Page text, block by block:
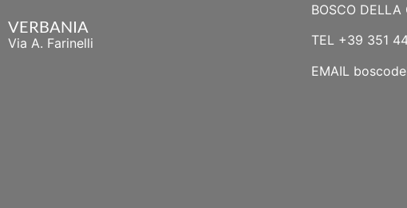
VERBANIA
Via A. Farinelli
BOSCO DELLA
TEL +39 351
EMAIL